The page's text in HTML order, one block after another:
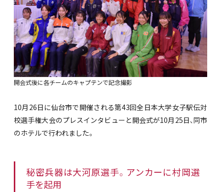
開会式後に各チームのキャプテンで記念撮影
10月26日に仙台市で開催される第43回全日本大学女子駅伝対
校選手権大会のプレスインタビューと開会式が10月25日、同市
のホテルで行われました。
秘密兵器は大河原選手。アンカーに村岡選
手を起用